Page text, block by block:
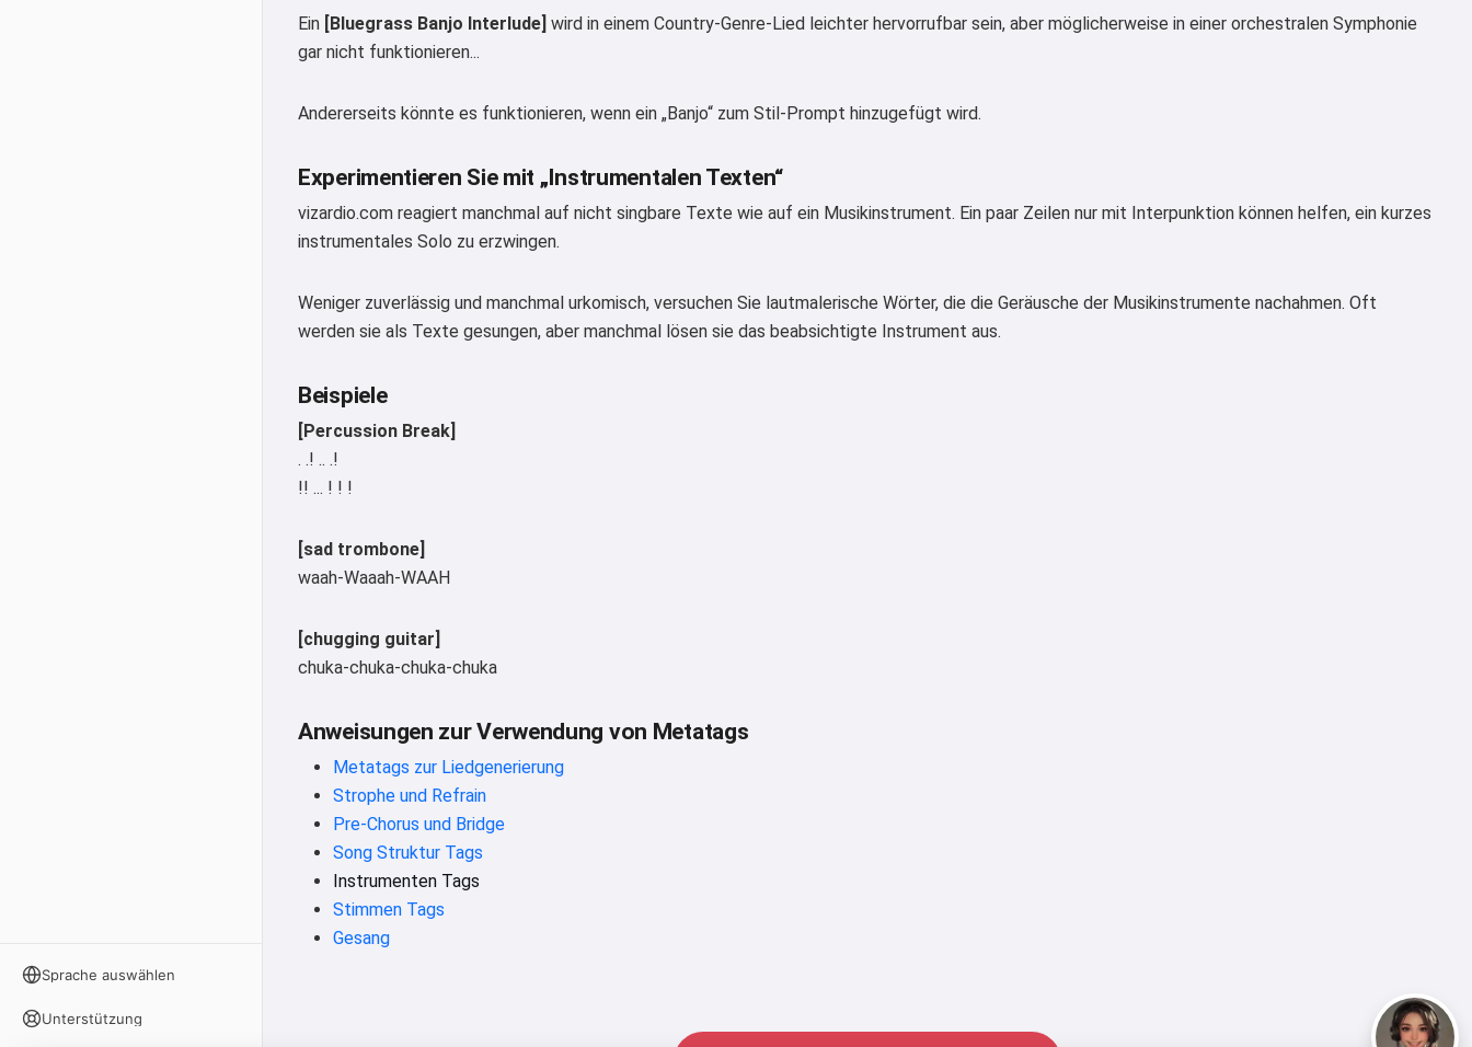
Sprache auswählen
Unterstützung
Ein [Bluegrass Banjo Interlude] wird in einem Country-Genre-Lied leichter hervorrufbar sein, aber möglicherweise in einer orchestralen Symphonie
gar nicht funktionieren...
Andererseits könnte es funktionieren, wenn ein „Banjo“ zum Stil-Prompt hinzugefügt wird.
Experimentieren Sie mit „Instrumentalen Texten“
vizardio.com reagiert manchmal auf nicht singbare Texte wie auf ein Musikinstrument. Ein paar Zeilen nur mit Interpunktion können helfen, ein kurzes
instrumentales Solo zu erzwingen.
Weniger zuverlässig und manchmal urkomisch, versuchen Sie lautmalerische Wörter, die die Geräusche der Musikinstrumente nachahmen. Oft
werden sie als Texte gesungen, aber manchmal lösen sie das beabsichtigte Instrument aus.
Beispiele
[Percussion Break]
. .! .. .!
!! ... ! ! !
[sad trombone]
waah-Waaah-WAAH
[chugging guitar]
chuka-chuka-chuka-chuka
Anweisungen zur Verwendung von Metatags
Metatags zur Liedgenerierung
Strophe und Refrain
Pre-Chorus und Bridge
Song Struktur Tags
Instrumenten Tags
Stimmen Tags
Gesang
Probiere es kostenlos aus
Ich akzeptiere:Nutzungsbedingungen,